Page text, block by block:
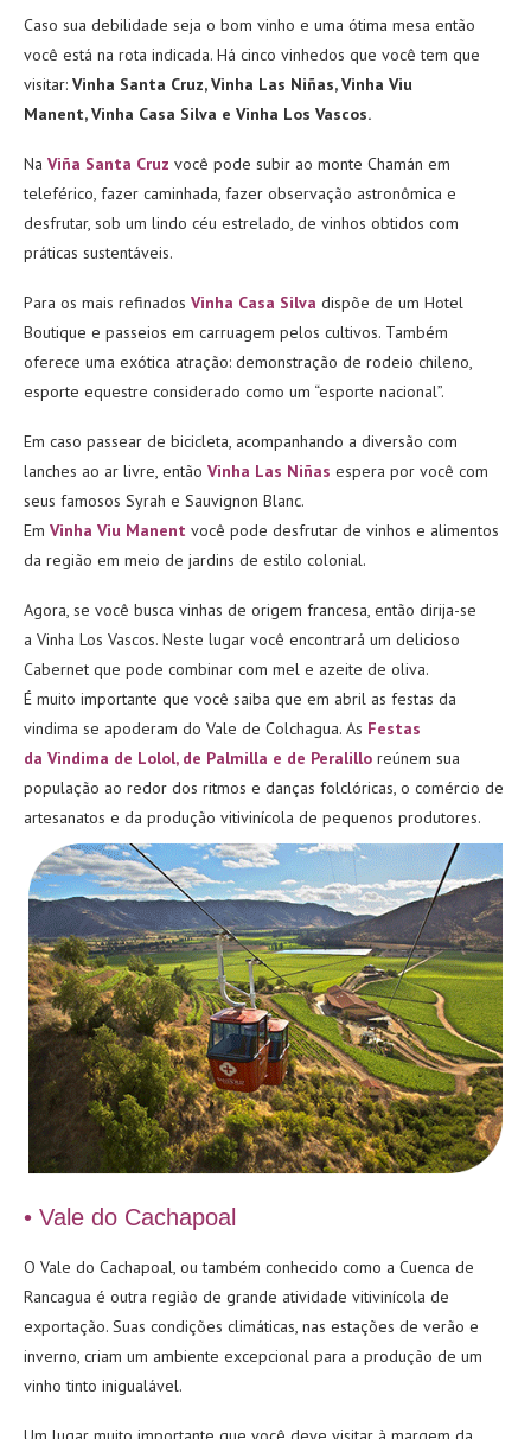
Caso sua debilidade seja o bom vinho e uma ótima mesa então
você está na rota indicada. Há cinco vinhedos que você tem que
visitar: Vinha Santa Cruz, Vinha Las Niñas, Vinha Viu
Manent, Vinha Casa Silva e Vinha Los Vascos.
Na Viña Santa Cruz você pode subir ao monte Chamán em
teleférico, fazer caminhada, fazer observação astronômica e
desfrutar, sob um lindo céu estrelado, de vinhos obtidos com
práticas sustentáveis.
Para os mais refinados Vinha Casa Silva dispõe de um Hotel
Boutique e passeios em carruagem pelos cultivos. Também
oferece uma exótica atração: demonstração de rodeio chileno,
esporte equestre considerado como um “esporte nacional”.
Em caso passear de bicicleta, acompanhando a diversão com
lanches ao ar livre, então Vinha Las Niñas espera por você com
seus famosos Syrah e Sauvignon Blanc.
Em Vinha Viu Manent você pode desfrutar de vinhos e alimentos
da região em meio de jardins de estilo colonial.
Agora, se você busca vinhas de origem francesa, então dirija-se
a Vinha Los Vascos. Neste lugar você encontrará um delicioso
Cabernet que pode combinar com mel e azeite de oliva.
É muito importante que você saiba que em abril as festas da
vindima se apoderam do Vale de Colchagua. As Festas
da Vindima de Lolol, de Palmilla e de Peralillo reúnem sua
população ao redor dos ritmos e danças folclóricas, o comércio de
artesanatos e da produção vitivinícola de pequenos produtores.
• Vale do Cachapoal
O Vale do Cachapoal, ou também conhecido como a Cuenca de
Rancagua é outra região de grande atividade vitivinícola de
exportação. Suas condições climáticas, nas estações de verão e
inverno, criam um ambiente excepcional para a produção de um
vinho tinto inigualável.